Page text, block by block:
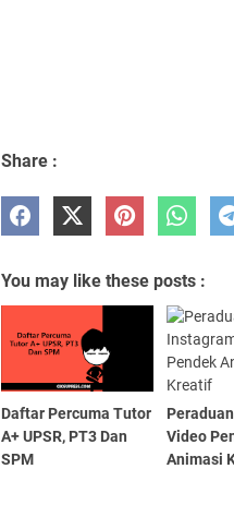
Share :
You may like these posts :
Daftar Percuma Tutor
A+ UPSR, PT3 Dan
SPM
Video
Animasi